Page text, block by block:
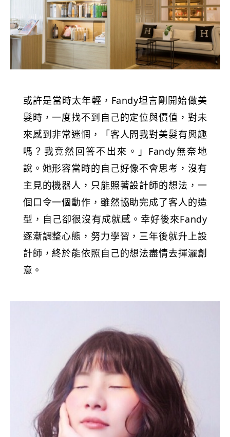
或許是當時太年輕，Fandy坦言剛開始做美
髮時，一度找不到自己的定位與價值，對未
來感到非常迷惘，「客人問我對美髮有興趣
嗎？我竟然回答不出來。」Fandy無奈地
說。她形容當時的自己好像不會思考，沒有
主見的機器人，只能照著設計師的想法，一
個口令一個動作，雖然協助完成了客人的造
型，自己卻很沒有成就感。幸好後來Fandy
逐漸調整心態，努力學習，三年後就升上設
計師，終於能依照自己的想法盡情去揮灑創
意。